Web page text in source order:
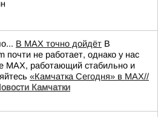
В MAX точно дойдёт В
почти не работает, однако у нас
MAX, работающий стабильно и
«Камчатка Сегодня» в MAX//
Камчатки